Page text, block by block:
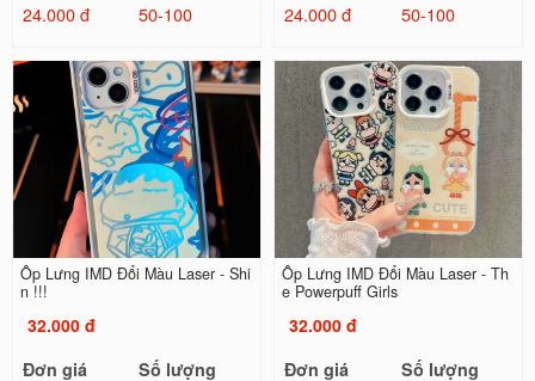
24.000 đ
50-100
24.000 đ
50-100
Ốp Lưng IMD Đổi Màu Laser - Shi
n !!!
32.000 đ
Đơn giá
Số lượng
Ốp Lưng IMD Đổi Màu Laser - Th
e Powerpuff Girls
32.000 đ
Đơn giá
Số lượng